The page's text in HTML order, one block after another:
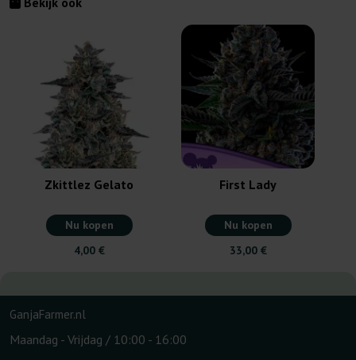
Zkittlez Gelato
Nu kopen
4,00 €
First Lady
Nu kopen
33,00 €
GanjaFarmer.nl
Maandag - Vrijdag / 10:00 - 16:00